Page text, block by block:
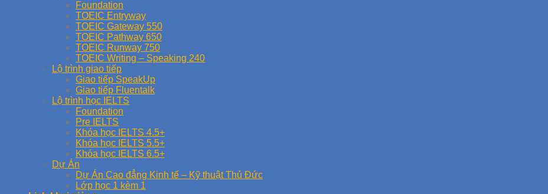
Foundation
TOEIC Entryway
TOEIC Gateway 550
TOEIC Pathway 650
TOEIC Runway 750
TOEIC Writing – Speaking 240
Lộ trình giao tiếp
Giao tiếp SpeakUp
Giao tiếp Fluentalk
Lộ trình học IELTS
Foundation
Pre IELTS
Khóa học IELTS 4.5+
Khóa học IELTS 5.5+
Khóa học IELTS 6.5+
Dự Án
Dự Án Cao đẳng Kinh tế – Kỹ thuật Thủ Đức
Lớp học 1 kèm 1